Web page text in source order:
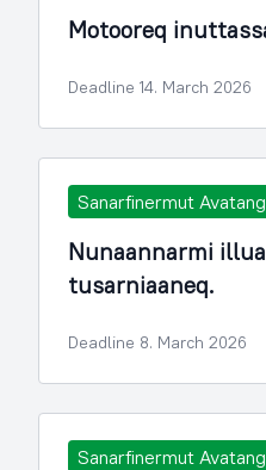
Motooreq
Deadline 14. March 2026
Sanarfinermut
Nunaannarmi
tusarniaaneq.
Deadline 8. March 2026
Sanarfinermut